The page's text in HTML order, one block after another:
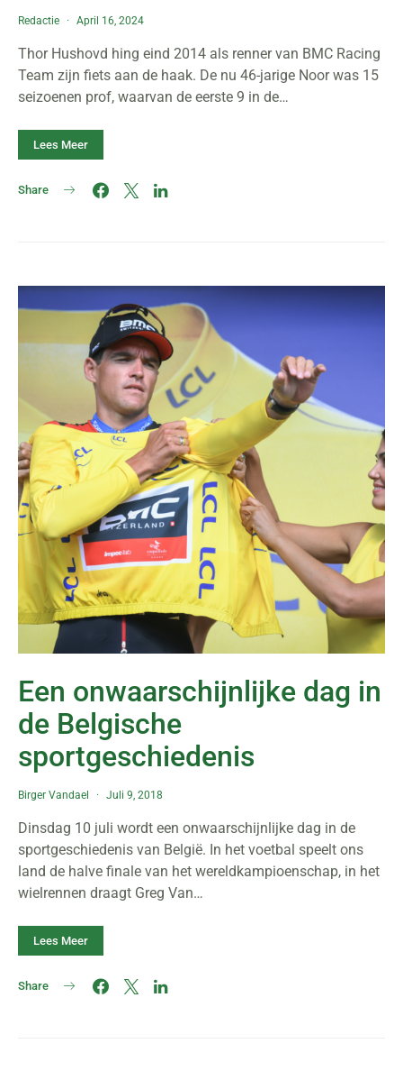
Redactie April 16, 2024
Thor Hushovd hing eind 2014 als renner van BMC Racing
Team zijn fiets aan de haak. De nu 46-jarige Noor was 15
seizoenen prof, waarvan de eerste 9 in de…
Lees Meer
Share
Een onwaarschijnlijke dag in
de Belgische
sportgeschiedenis
Birger Vandael Juli 9, 2018
Dinsdag 10 juli wordt een onwaarschijnlijke dag in de
sportgeschiedenis van België. In het voetbal speelt ons
land de halve finale van het wereldkampioenschap, in het
wielrennen draagt Greg Van…
Lees Meer
Share